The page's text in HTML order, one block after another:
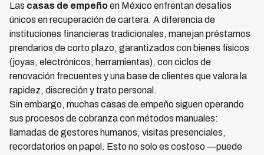
Las casas de empeñoen México enfrentan desafíos
únicos en recuperación de cartera. A diferencia de
instituciones financieras tradicionales, manejan préstamos
prendarios de corto plazo, garantizados con bienes físicos
(joyas, electrónicos, herramientas), con ciclos de
renovación frecuentes y una base de clientes que valora la
rapidez, discreción y trato personal.
Sin embargo, muchas casas de empeño siguen operando
sus procesos de cobranza con métodos manuales:
llamadas de gestores humanos, visitas presenciales,
recordatorios en papel. Esto no solo es costoso —puede